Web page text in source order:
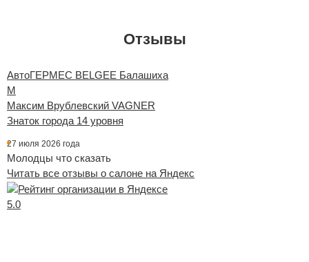
Отзывы
АвтоГЕРМЕС BELGEE Балашиха
М
Максим Врублевский VAGNER
Знаток города 14 уровня
27 июля 2026 года
Молодцы что сказать
Читать все отзывы о салоне на Яндекс
5.0